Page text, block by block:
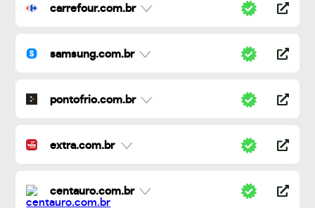
carrefour.com.br
samsung.com.br
pontofrio.com.br
extra.com.br
centauro.com.br